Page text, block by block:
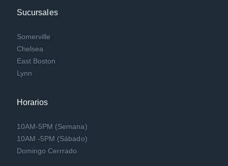
Sucursales
Somerville
Chelsea
East Boston
Lynn
Horarios
10AM-5PM (Semana)
10AM -5PM (Sábado)
Domingo Cerrrado